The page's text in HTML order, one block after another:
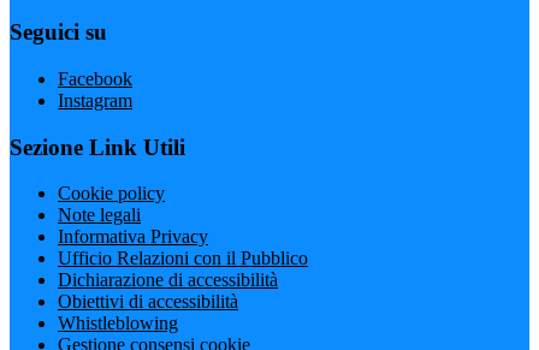
Seguici su
Facebook
Instagram
Sezione Link Utili
Cookie policy
Note legali
Informativa Privacy
Ufficio Relazioni con il Pubblico
Dichiarazione di accessibilità
Obiettivi di accessibilità
Whistleblowing
Gestione consensi cookie